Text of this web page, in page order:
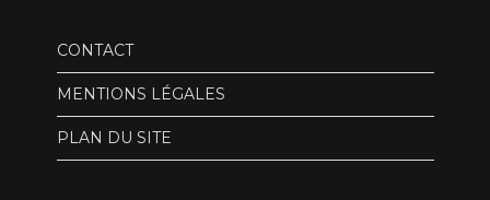
CONTACT
MENTIONS LÉGALES
PLAN DU SITE